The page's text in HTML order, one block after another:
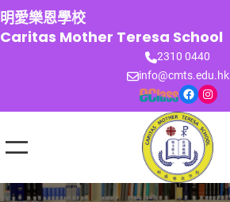
跳
至
主
明愛樂恩學校
Caritas Mother Teresa School
2310 0440
info@cmts.edu.hk
Facebook Instagram